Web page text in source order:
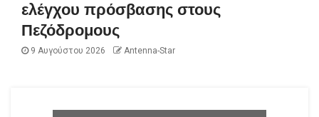
ελέγχου πρόσβασης στους
Πεζόδρομους
9 Αυγούστου 2026 Antenna-Star